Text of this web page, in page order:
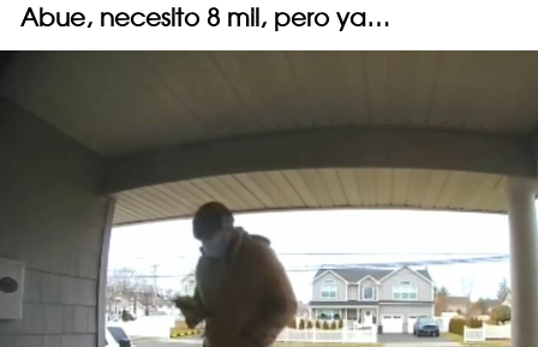
Abue, necesito 8 mil, pero ya…